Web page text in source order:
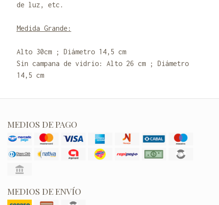
de luz, etc.
Medida Grande:
Alto 30cm ; Diámetro 14,5 cm
Sin campana de vidrio: Alto 26 cm ; Diámetro
14,5 cm
MEDIOS DE PAGO
MEDIOS DE ENVÍO